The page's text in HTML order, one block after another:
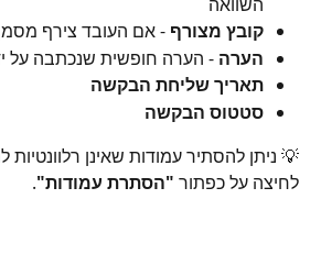
השוואה
קובץ מצורף - אם העובד צירף
הערה - הערה חופשית שנכתבה על
תאריך שליחת הבקשה
סטטוס הבקשה
💡 ניתן להסתיר עמודות שאינן רלוונטיות
לחיצה על כפתור "הסתרת עמודות".